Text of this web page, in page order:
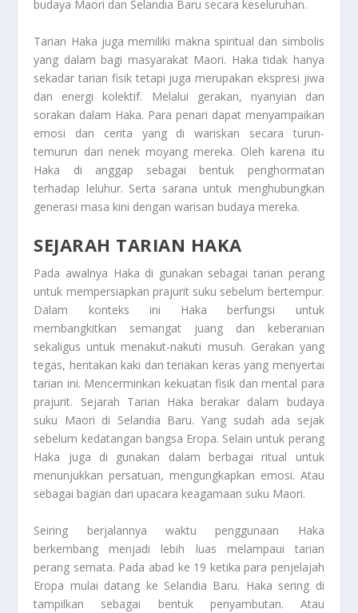
budaya Maori dan Selandia Baru secara keseluruhan.
Tarian Haka juga memiliki makna spiritual dan simbolis
yang dalam bagi masyarakat Maori. Haka tidak hanya
sekadar tarian fisik tetapi juga merupakan ekspresi jiwa
dan energi kolektif. Melalui gerakan, nyanyian dan
sorakan dalam Haka. Para penari dapat menyampaikan
emosi dan cerita yang di wariskan secara turun-
temurun dari nenek moyang mereka. Oleh karena itu
Haka di anggap sebagai bentuk penghormatan
terhadap leluhur. Serta sarana untuk menghubungkan
generasi masa kini dengan warisan budaya mereka.
SEJARAH TARIAN HAKA
Pada awalnya Haka di gunakan sebagai tarian perang
untuk mempersiapkan prajurit suku sebelum bertempur.
Dalam konteks ini Haka berfungsi untuk
membangkitkan semangat juang dan keberanian
sekaligus untuk menakut-nakuti musuh. Gerakan yang
tegas, hentakan kaki dan teriakan keras yang menyertai
tarian ini. Mencerminkan kekuatan fisik dan mental para
prajurit. Sejarah Tarian Haka berakar dalam budaya
suku Maori di Selandia Baru. Yang sudah ada sejak
sebelum kedatangan bangsa Eropa. Selain untuk perang
Haka juga di gunakan dalam berbagai ritual untuk
menunjukkan persatuan, mengungkapkan emosi. Atau
sebagai bagian dari upacara keagamaan suku Maori.
Seiring berjalannya waktu penggunaan Haka
berkembang menjadi lebih luas melampaui tarian
perang semata. Pada abad ke 19 ketika para penjelajah
Eropa mulai datang ke Selandia Baru. Haka sering di
tampilkan sebagai bentuk penyambutan. Atau